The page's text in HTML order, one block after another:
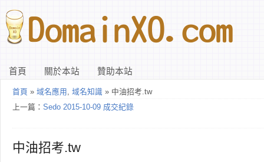
首頁 關於本站 贊助本站
首頁 » 域名應用 , 域名知識 » 中油招考.tw
上一篇： Sedo 2015-10-09 成交紀錄
中油招考.tw